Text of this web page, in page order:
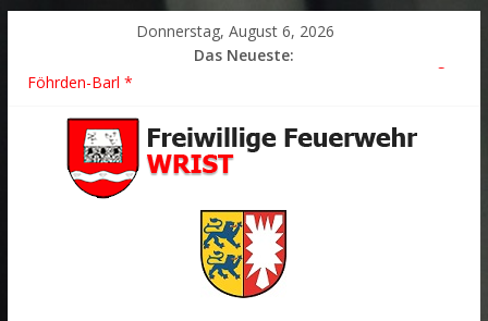
Donnerstag, August 6, 2026
Das Neueste:
2026/21 Löschhilfe * FEU WALD * Feuer/Rauchentwicklung *
2026/24 * TH G Y * PKW überschlagen *
2026/23 TH K Y * Person in festsitzendem Aufzug *
2026/22 TH Y * VU * 1 Person klemmt * Hingstheide
Der schönste Einsatz des Jahres 2026